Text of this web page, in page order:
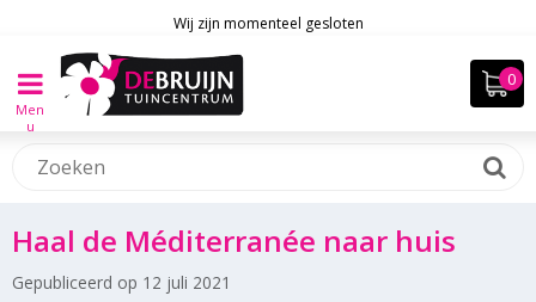
Men
u
Wij zijn momenteel gesloten
Haal de Méditerranée naar huis
Gepubliceerd op 12 juli 2021